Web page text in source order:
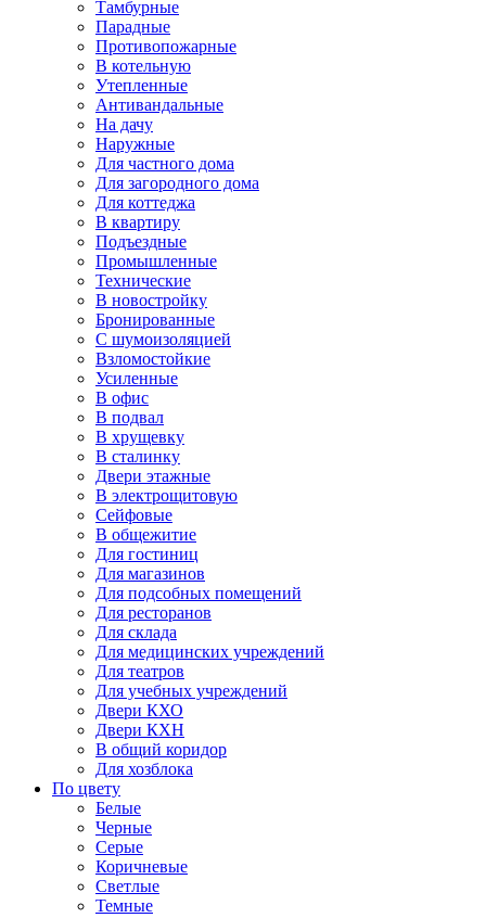
Тамбурные
Парадные
Противопожарные
В котельную
Утепленные
Антивандальные
На дачу
Наружные
Для частного дома
Для загородного дома
Для коттеджа
В квартиру
Подъездные
Промышленные
Технические
В новостройку
Бронированные
С шумоизоляцией
Взломостойкие
Усиленные
В офис
В подвал
В хрущевку
В сталинку
Двери этажные
В электрощитовую
Сейфовые
В общежитие
Для гостиниц
Для магазинов
Для подсобных помещений
Для ресторанов
Для склада
Для медицинских учреждений
Для театров
Для учебных учреждений
Двери КХО
Двери КХН
В общий коридор
Для хозблока
По цвету
Белые
Черные
Серые
Коричневые
Светлые
Темные